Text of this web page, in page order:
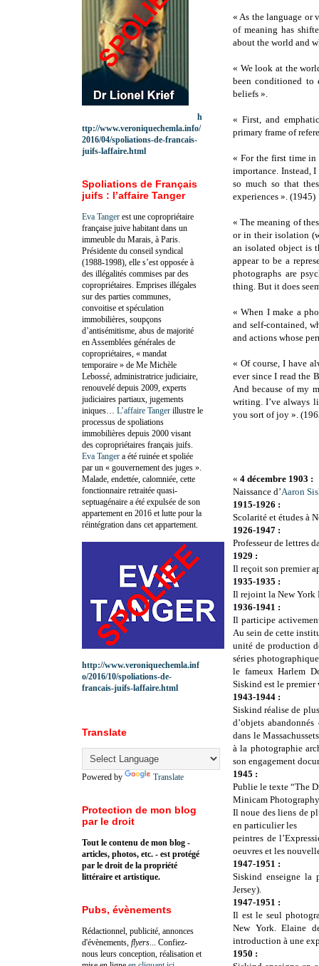
« As the language or
of meaning has
about the world and
« We look at the
been conditioned to
beliefs ».
« First, and
primary frame of
« For the first time in
importance. Instead,
so much so that
experiences ». (1945)
« The meaning of
or in their isolation
an isolated object is
appear to be a
photographs are
thing. But it does
« When I make a
and self-contained,
and actions whose
« Of course, I have
ever since I read the
And because of my
writing. I’ve always
you sort of joy ».
« 4 décembre 1903 :
Naissance d’Aaron
1915-1926 :
Scolarité et études à
1926-1947 :
Professeur de lettres
1929 :
Il reçoit son premier
1935-1935 :
Il rejoint la New York
1936-1941 :
Il participe
Au sein de cette
unité de production
séries
le fameux Harlem
Siskind est le
1943-1944 :
Siskind réalise de
d’objets
dans le
à la photographie
son engagement
1945 :
Publie le texte “The
Minicam
Il noue des liens de
en particulier les
peintres de
oeuvres et les
1947-1951 :
Siskind enseigne la
Jersey).
1947-1951 :
Il est le seul
New York. Elaine
introduction à une
1950 :
h
ttp://www.veroniquechemla.info/
2016/04/spoliations-de-francais-
juifs-laffaire.html
Spoliations de Français
juifs : l’affaire Tanger
Eva Tanger est une copropriétaire
française juive habitant dans un
immeuble du Marais, à Paris.
Présidente du conseil syndical
(1988-1998), elle s’est opposée à
des illégalités commises par des
copropriétaires. Emprises illégales
sur des parties communes,
convoitise et spéculation
immobilières, soupçons
d’antisémitisme, abus de majorité
en Assemblées générales de
copropriétaires, « mandat
temporaire » de Me Michèle
Lebossé, administratrice judiciaire,
renouvelé depuis 2009, experts
judiciaires partiaux, jugements
iniques… L’affaire Tanger illustre le
processus de spoliations
immobilières depuis 2000 visant
des copropriétaires français juifs.
Eva Tanger a été ruinée et spoliée
par un « gouvernement des juges ».
Malade, endettée, calomniée, cette
fonctionnaire retraitée quasi-
septuagénaire a été expulsée de son
appartement en 2016 et lutte pour la
réintégration dans cet appartement.
http://www.veroniquechemla.inf
o/2016/10/spoliations-de-
francais-juifs-laffaire.html
Translate
Powered by Translate
Protection de mon blog
par le droit
Tout le contenu de mon blog -
articles, photos, etc. - est protégé
par le droit de la propriété
littéraire et artistique.
Pubs, évènements
Rédactionnel, publicité, annonces
d'évènements, flyers ... Confiez-
nous leurs conception, réalisation et